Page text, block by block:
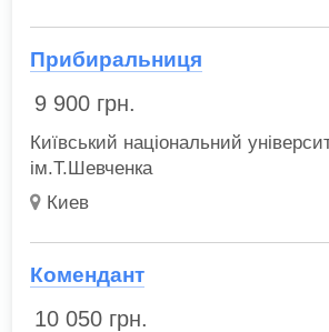
Прибиральниця
9 900 грн.
Київський національний
ім.Т.Шевченка
Киев
Комендант
10 050 грн.